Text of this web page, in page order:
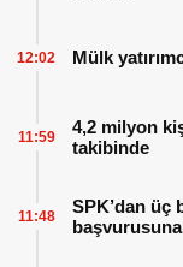
Mülk
12:02
4,2 milyon
takibinde
11:59
SPK’dan üç
11:48